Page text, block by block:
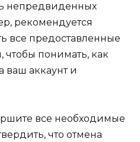
непредвиденных
рекомендуется
все предоставленные
чтобы понимать, как
ваш аккаунт и
все необходимые
что отмена